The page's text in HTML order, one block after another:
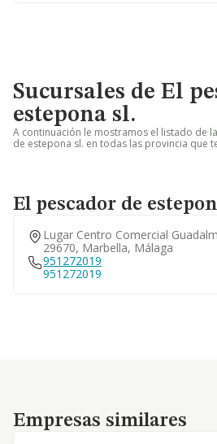
Sucursales de El
estepona sl.
A continuación le mostramos el listado de
de estepona sl. en todas las provincia que
El pescador de
Lugar Centro Comercial
29670, Marbella, Málaga
951272019
951272019
Empresas similares
Empresas similares